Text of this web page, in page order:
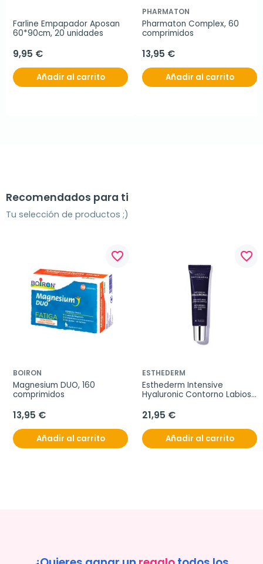
Farline Empapador Aposan
60*90cm, 20 unidades
9,95 €
Añadir al carrito
PHARMATON
Pharmaton Complex, 60
comprimidos
13,95 €
Añadir al carrito
Recomendados para ti
Tu selección de productos ;)
favorite_border
BOIRON
Magnesium DUO, 160
comprimidos
13,95 €
Añadir al carrito
favorite_border
ESTHEDERM
Esthederm Intensive
Hyaluronic Contorno Labios,
21,95 €
Añadir al carrito